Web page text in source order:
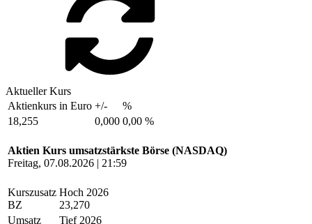
Aktueller Kurs
Aktienkurs in Euro +/-
%
18,255
0,000 0,00 %
Aktien Kurs umsatzstärkste Börse (NASDAQ)
Freitag, 07.08.2026 | 21:59
Kurszusatz
BZ
Hoch 2026
23,270
Umsatz
Tief 2026